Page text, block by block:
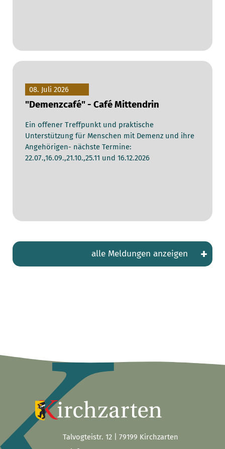
08. Juli 2026
"Demenzcafé" - Café Mittendrin
Ein offener Treffpunkt und praktische
Unterstützung für Menschen mit Demenz und ihre
Angehörigen- nächste Termine:
22.07.,16.09.,21.10.,25.11 und 16.12.2026
alle Meldungen anzeigen +
Talvogteistr. 12 | 79199 Kirchzarten